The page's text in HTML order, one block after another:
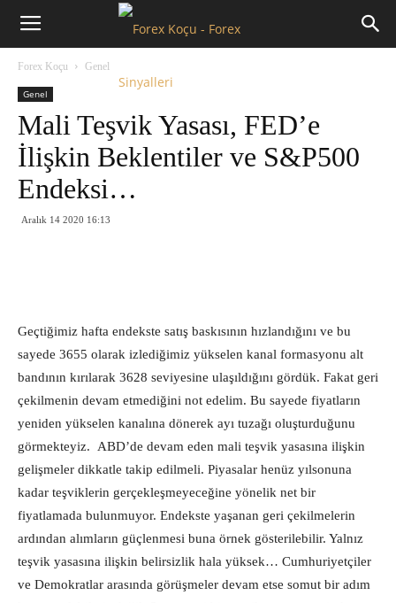
Forex
Forex Koçu Genel
Genel
Mali Teşvik Yasası, FED’e
İlişkin Beklentiler ve S&P500
Endeksi…
Aralık 14 2020 16:13
Geçtiğimiz hafta endekste satış baskısının hızlandığını ve bu
sayede 3655 olarak izlediğimiz yükselen kanal formasyonu alt
bandının kırılarak 3628 seviyesine ulaşıldığını gördük. Fakat geri
çekilmenin devam etmediğini not edelim. Bu sayede fiyatların
yeniden yükselen kanalına dönerek ayı tuzağı oluşturduğunu
görmekteyiz. ABD’de devam eden mali teşvik yasasına ilişkin
gelişmeler dikkatle takip edilmeli. Piyasalar henüz yılsonuna
kadar teşviklerin gerçekleşmeyeceğine yönelik net bir
fiyatlamada bulunmuyor. Endekste yaşanan geri çekilmelerin
ardından alımların güçlenmesi buna örnek gösterilebilir. Yalnız
teşvik yasasına ilişkin belirsizlik hala yüksek… Cumhuriyetçiler
ve Demokratlar arasında görüşmeler devam etse somut bir adım